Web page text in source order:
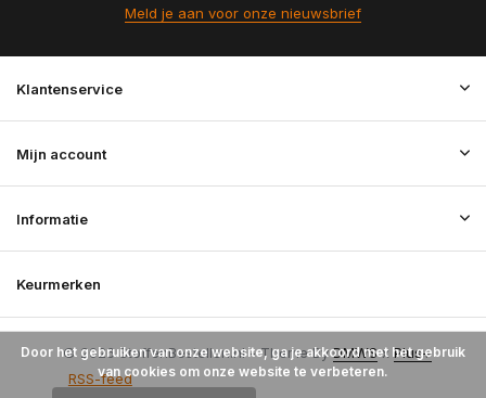
Meld je aan voor onze nieuwsbrief
Klantenservice
Mijn account
Informatie
Keurmerken
© 2026 StoffenBestellen.nl - Theme ByDMWSxPlus+
RSS-feed
Door het gebruiken van onze website, ga je akkoord met het gebruik
van cookies om onze website te verbeteren.